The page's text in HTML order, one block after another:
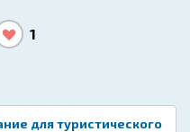
1
для туристического